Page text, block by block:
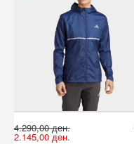
4.290,00 ден.
2.145,00 ден.